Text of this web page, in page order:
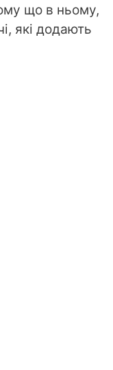
що в ньому,
які додають